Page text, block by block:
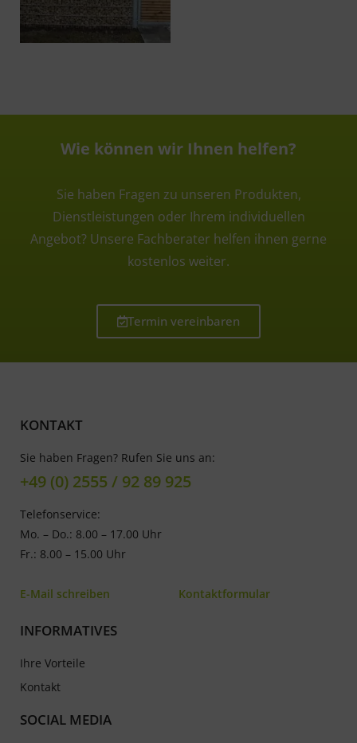
Wie können wir Ihnen helfen?
Sie haben Fragen zu unseren Produkten,
Dienstleistungen oder Ihrem individuellen
Angebot? Unsere Fachberater helfen ihnen gerne
kostenlos weiter.
Termin vereinbaren
KONTAKT
Sie haben Fragen? Rufen Sie uns an:
+49 (0) 2555 / 92 89 925
Telefonservice:
Mo. – Do.: 8.00 – 17.00 Uhr
Fr.: 8.00 – 15.00 Uhr
E-Mail schreiben Kontaktformular
INFORMATIVES
Ihre Vorteile
Kontakt
SOCIAL MEDIA